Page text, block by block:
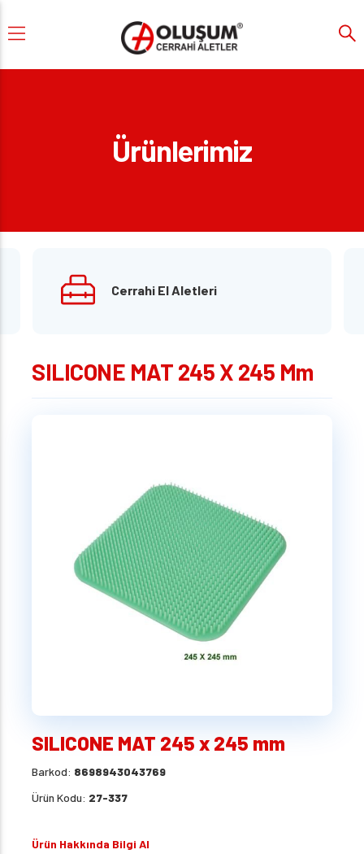
Ürünlerimiz
Cerrahi El Aletleri
SILICONE MAT 245 X 245 Mm
SILICONE MAT 245 x 245 mm
Barkod: 8698943043769
Ürün Kodu: 27-337
Ürün Hakkında Bilgi Al